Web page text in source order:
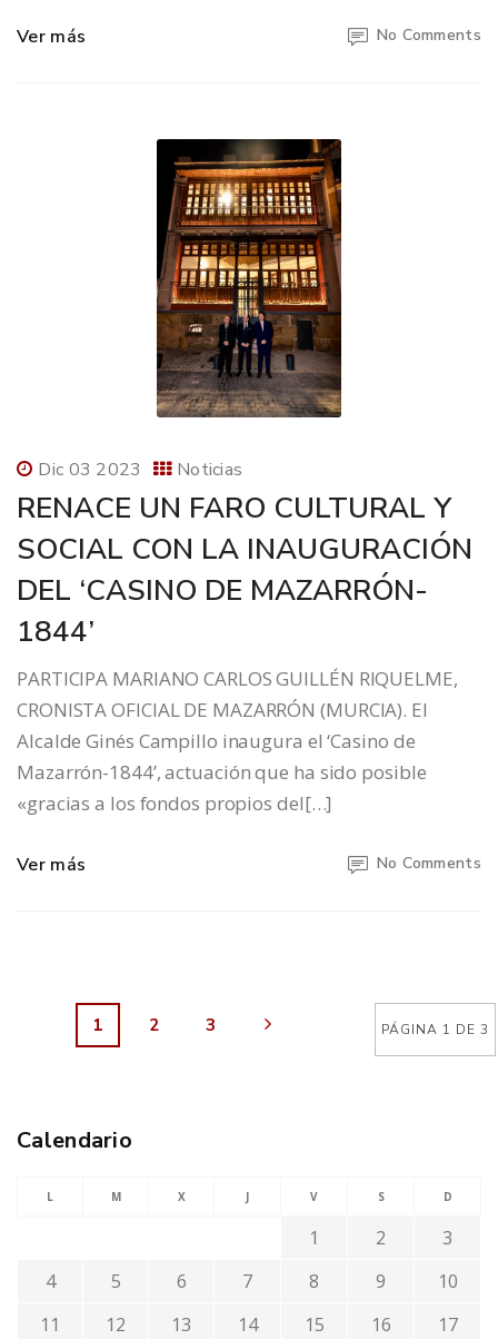
Ver más No Comments
Dic 03 2023 Noticias
RENACE UN FARO CULTURAL Y
SOCIAL CON LA INAUGURACIÓN
DEL ‘CASINO DE MAZARRÓN-
1844’
PARTICIPA MARIANO CARLOS GUILLÉN RIQUELME,
CRONISTA OFICIAL DE MAZARRÓN (MURCIA). El
Alcalde Ginés Campillo inaugura el ‘Casino de
Mazarrón-1844’, actuación que ha sido posible
«gracias a los fondos propios del[…]
Ver más No Comments
PÁGINA 1 DE 3
1 2 3
Calendario
L M X J V S D
1 2
3
4
5 6 7 8 9
10
11
12 13 14 15 16
17